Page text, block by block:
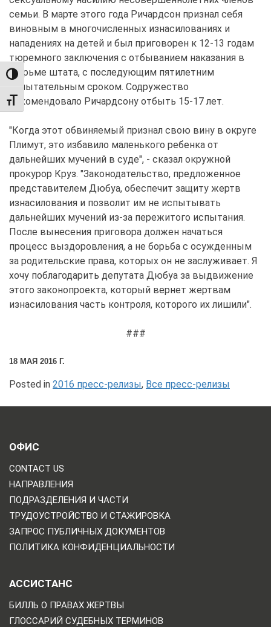
TOGGLE HIGH CONTRAST
TOGGLE FONT SIZE
семьи. В марте этого года Ричардсон признал себя
виновным в многочисленных изнасилованиях и
нападениях на детей и был приговорен к 12-13 годам
тюремного заключения с отбыванием наказания в
тюрьме штата, с последующим пятилетним
испытательным сроком. Содружество
рекомендовало Ричардсону отбыть 15-17 лет.
"Когда этот обвиняемый признал свою вину в округе
Плимут, это избавило маленького ребенка от
дальнейших мучений в суде", - сказал окружной
прокурор Круз. "Законодательство, предложенное
представителем Дюбуа, обеспечит защиту жертв
изнасилования и позволит им не испытывать
дальнейших мучений из-за пережитого испытания.
После вынесения приговора должен начаться
процесс выздоровления, а не борьба с осужденным
за родительские права, которых он не заслуживает. Я
хочу поблагодарить депутата Дюбуа за выдвижение
этого законопроекта, который вернет жертвам
изнасилования часть контроля, которого их лишили".
###
18 МАЯ 2016 Г.
Posted in 2016 пресс-релизы, Все пресс-релизы
ОФИС
CONTACT US
НАПРАВЛЕНИЯ
ПОДРАЗДЕЛЕНИЯ И ЧАСТИ
ТРУДОУСТРОЙСТВО И СТАЖИРОВКА
ЗАПРОС ПУБЛИЧНЫХ ДОКУМЕНТОВ
ПОЛИТИКА КОНФИДЕНЦИАЛЬНОСТИ
АССИСТАНС
БИЛЛЬ О ПРАВАХ ЖЕРТВЫ
ГЛОССАРИЙ СУДЕБНЫХ ТЕРМИНОВ